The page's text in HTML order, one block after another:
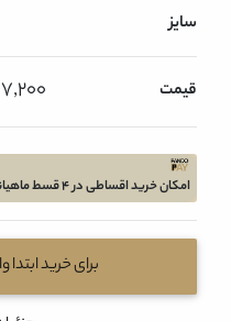
سایز
قیمت
امکان خرید اقساطی در 4 قسط ماهیانه 4011800 تومان بدون سود و چک
برای خرید